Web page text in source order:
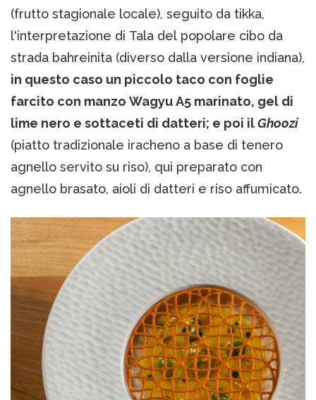
(frutto stagionale locale), seguito da tikka,
l'interpretazione di Tala del popolare cibo da
strada bahreinita (diverso dalla versione indiana),
in questo caso un piccolo taco con foglie
farcito con manzo Wagyu A5 marinato, gel di
lime nero e sottaceti di datteri; e poi ilGhoozi
(piatto tradizionale iracheno a base di tenero
agnello servito su riso), qui preparato con
agnello brasato, aioli di datteri e riso affumicato.